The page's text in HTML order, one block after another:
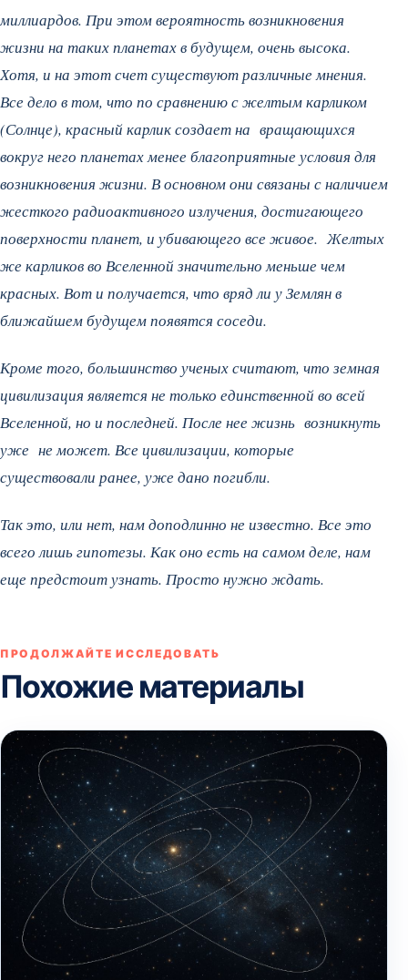
миллиардов. При этом вероятность возникновения
жизни на таких планетах в будущем, очень высока.
Хотя, и на этот счет существуют различные мнения.
Все дело в том, что по сравнению с желтым карликом
(Солнце), красный карлик создает на вращающихся
вокруг него планетах менее благоприятные условия для
возникновения жизни. В основном они связаны с наличием
жесткого радиоактивного излучения, достигающего
поверхности планет, и убивающего все живое. Желтых
же карликов во Вселенной значительно меньше чем
красных. Вот и получается, что вряд ли у Землян в
ближайшем будущем появятся соседи.
Кроме того, большинство ученых считают, что земная
цивилизация является не только единственной во всей
Вселенной, но и последней. После нее жизнь возникнуть
уже не может. Все цивилизации, которые
существовали ранее, уже дано погибли.
Так это, или нет, нам доподлинно не известно. Все это
всего лишь гипотезы. Как оно есть на самом деле, нам
еще предстоит узнать. Просто нужно ждать.
ПРОДОЛЖАЙТЕ ИССЛЕДОВАТЬ
Похожие материалы